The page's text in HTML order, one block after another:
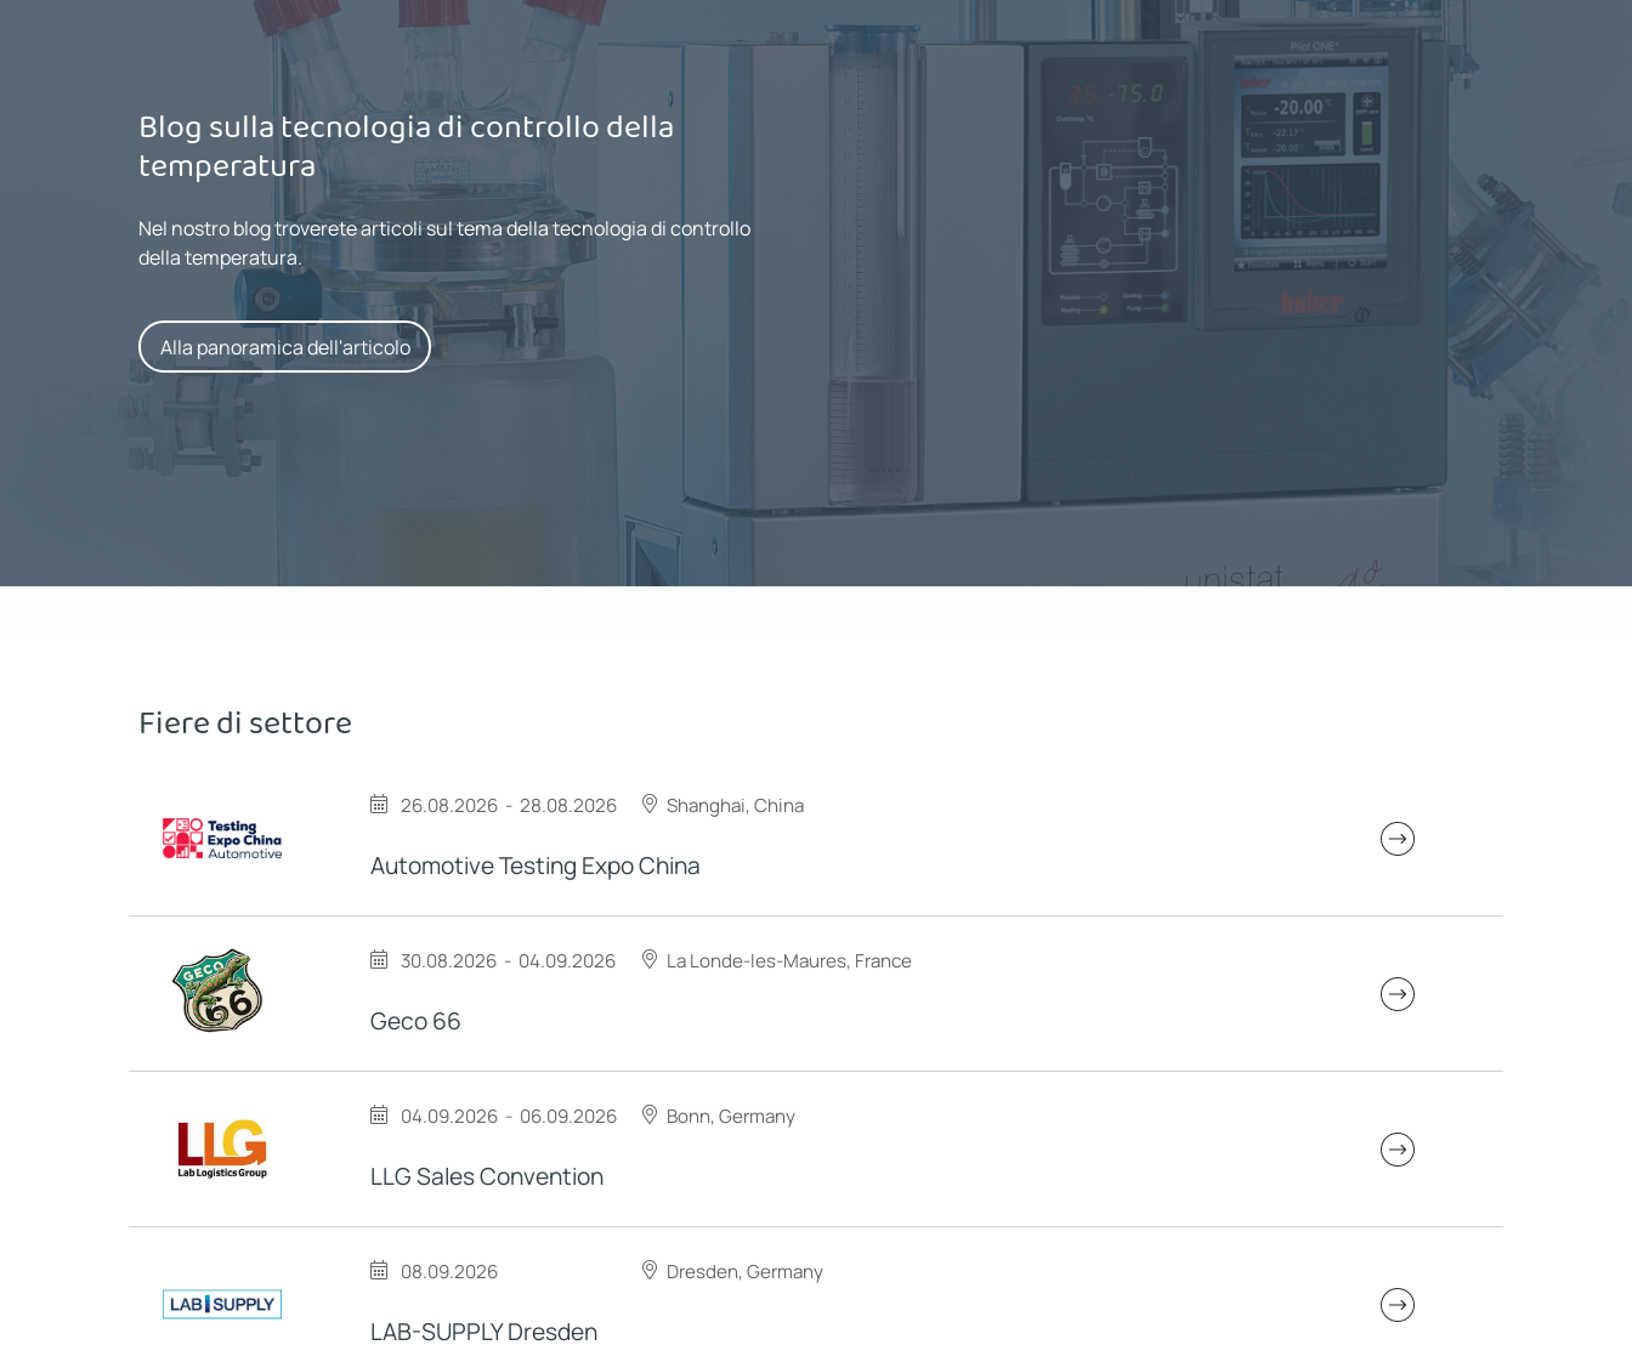
Blog sulla tecnologia di controllo della
temperatura
Nel nostro blog troverete articoli sul tema della tecnologia di controllo
della temperatura.
Alla panoramica dell'articolo
Fiere di settore
26.08.2026 - 28.08.2026 Shanghai, China
Automotive Testing Expo China
30.08.2026 - 04.09.2026 La Londe-les-Maures, France
Geco 66
04.09.2026 - 06.09.2026 Bonn, Germany
LLG Sales Convention
08.09.2026 Dresden, Germany
LAB-SUPPLY Dresden